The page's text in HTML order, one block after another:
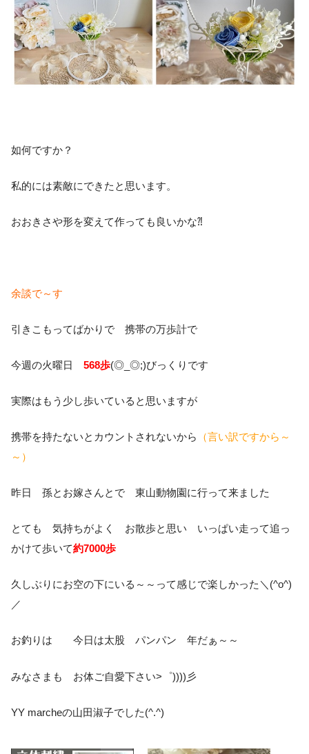
如何ですか？
私的には素敵にできたと思います。
おおきさや形を変えて作っても良いかな⁈
余談で～す
引きこもってばかりで 携帯の万歩計で
今週の火曜日 568歩(◎_◎;)びっくりです
実際はもう少し歩いていると思いますが
携帯を持たないとカウントされないから
（言い訳ですから～
～）
昨日 孫とお嫁さんとで 東山動物園に行って来ました
とても 気持ちがよく お散歩と思い いっぱい走って追っ
かけて歩いて約7000歩
久しぶりにお空の下にいる～～って感じで楽しかった＼(^o^)
／
お釣りは 今日は太股 パンパン 年だぁ～～
みなさまも お体ご自愛下さい>゜))))彡
YY marcheの山田淑子でした(^.^)